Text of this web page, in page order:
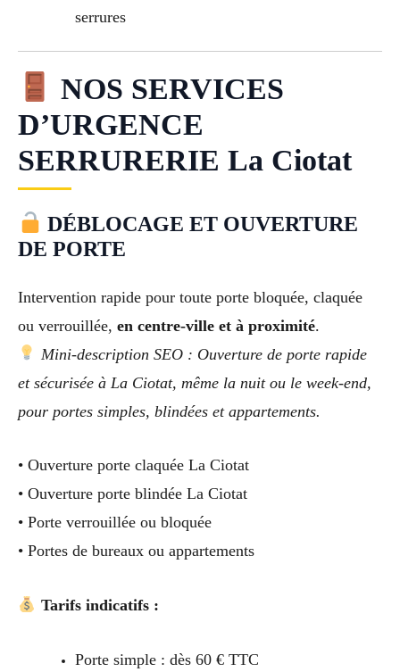
serrures
NOS SERVICES
D’URGENCE
SERRURERIE La Ciotat
DÉBLOCAGE ET OUVERTURE
DE PORTE
Intervention rapide pour toute porte bloquée, claquée
ou verrouillée, en centre-ville et à proximité.
Mini-description SEO : Ouverture de porte rapide
et sécurisée à La Ciotat, même la nuit ou le week-end,
pour portes simples, blindées et appartements.
• Ouverture porte claquée La Ciotat
• Ouverture porte blindée La Ciotat
• Porte verrouillée ou bloquée
• Portes de bureaux ou appartements
Tarifs indicatifs :
Porte simple : dès 60 € TTC